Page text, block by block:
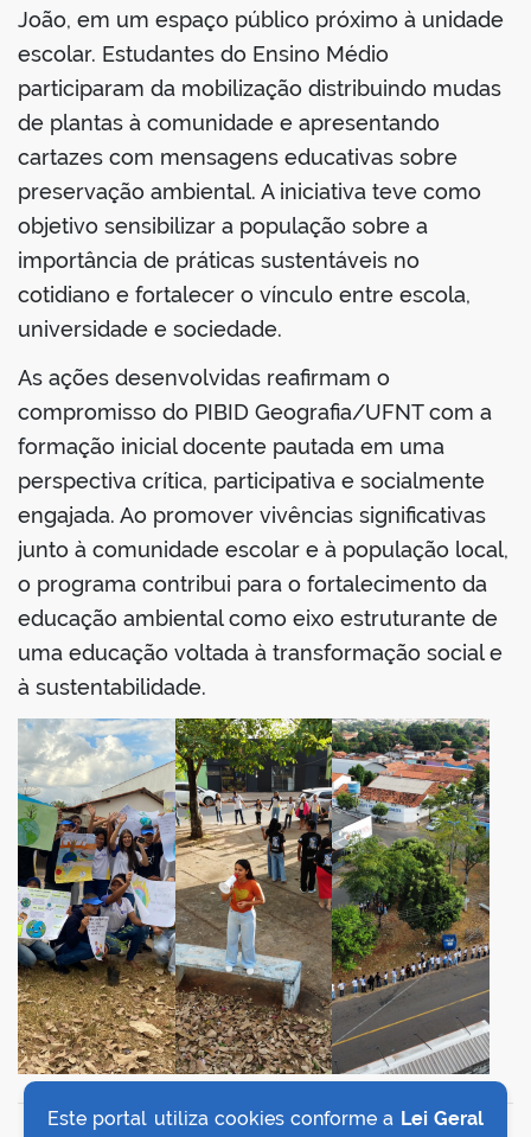
João, em um espaço público próximo à unidade
escolar. Estudantes do Ensino Médio
participaram da mobilização distribuindo mudas
de plantas à comunidade e apresentando
cartazes com mensagens educativas sobre
preservação ambiental. A iniciativa teve como
objetivo sensibilizar a população sobre a
importância de práticas sustentáveis no
cotidiano e fortalecer o vínculo entre escola,
universidade e sociedade.
As ações desenvolvidas reafirmam o
compromisso do PIBID Geografia/UFNT com a
formação inicial docente pautada em uma
perspectiva crítica, participativa e socialmente
engajada. Ao promover vivências significativas
junto à comunidade escolar e à população local,
o programa contribui para o fortalecimento da
educação ambiental como eixo estruturante de
uma educação voltada à transformação social e
à sustentabilidade.
Este portal utiliza cookies conforme a Lei Geral